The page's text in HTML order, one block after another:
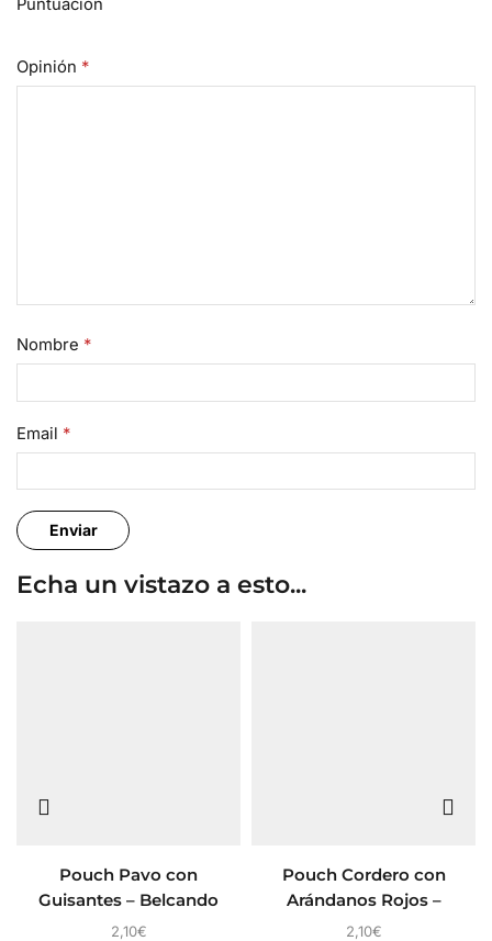
Puntuación
Opinión *
Nombre *
Email *
Echa un vistazo a esto...
Pouch Pavo con
Guisantes – Belcando
Finest
2,10€
Pouch Cordero con
Arándanos Rojos –
Belcando
2,10€